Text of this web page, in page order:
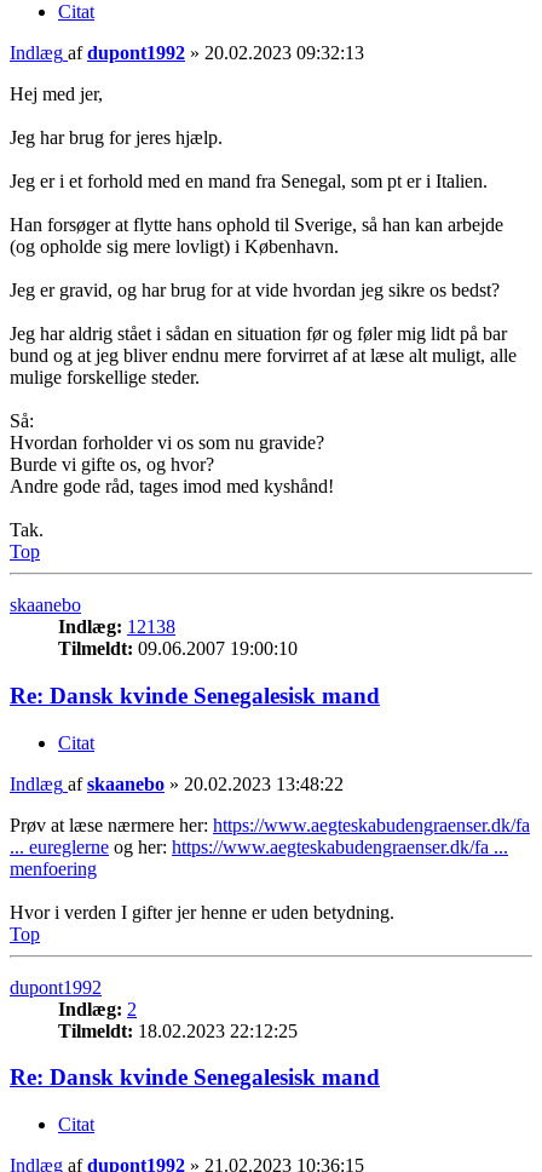
Citat
Indlæg afdupont1992 » 20.02.2023 09:32:13
Hej med jer,
Jeg har brug for jeres hjælp.
Jeg er i et forhold med en mand fra Senegal, som pt er i Italien.
Han forsøger at flytte hans ophold til Sverige, så han kan arbejde
(og opholde sig mere lovligt) i København.
Jeg er gravid, og har brug for at vide hvordan jeg sikre os bedst?
Jeg har aldrig stået i sådan en situation før og føler mig lidt på bar
bund og at jeg bliver endnu mere forvirret af at læse alt muligt, alle
mulige forskellige steder.
Så:
Hvordan forholder vi os som nu gravide?
Burde vi gifte os, og hvor?
Andre gode råd, tages imod med kyshånd!
Tak.
Top
skaanebo
Indlæg: 12138
Tilmeldt: 09.06.2007 19:00:10
Re: Dansk kvinde Senegalesisk mand
Citat
Indlæg afskaanebo » 20.02.2023 13:48:22
Prøv at læse nærmere her: https://www.aegteskabudengraenser.dk/fa
... eureglerne og her: https://www.aegteskabudengraenser.dk/fa ...
menfoering
Hvor i verden I gifter jer henne er uden betydning.
Top
dupont1992
Indlæg: 2
Tilmeldt: 18.02.2023 22:12:25
Re: Dansk kvinde Senegalesisk mand
Citat
Indlæg afdupont1992 » 21.02.2023 10:36:15